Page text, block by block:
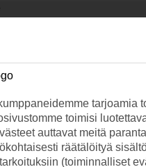
lämpimälle
tarjoamia
toimisi
auttavat meitä
räätälöityä
(toiminnalliset